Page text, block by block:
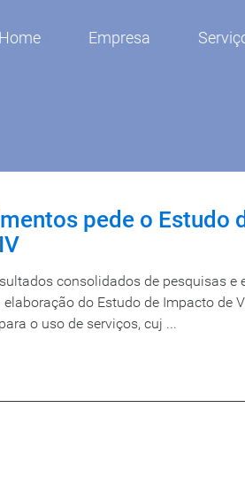
Home Empresa
pede o Estudo
consolidados de pesquisas e
do Estudo de Impacto de
o uso de serviços, cuj ...